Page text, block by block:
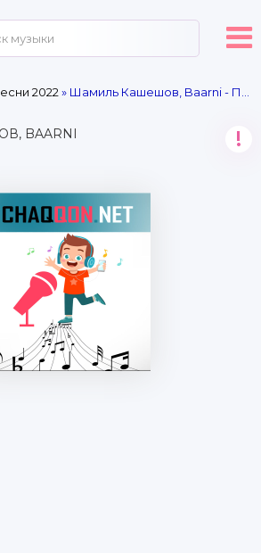
2022 » Шамиль Кашешов, Baarni - Привыкай
BAARNI !